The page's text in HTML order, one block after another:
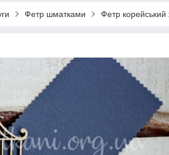
Фетр шматками Фетр